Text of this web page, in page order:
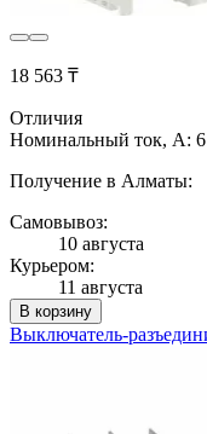
18 563 ₸
Отличия
Номинальный ток, А:
Получение в Алматы:
Самовывоз:
10 августа
Курьером:
11 августа
В корзину
Выключатель-